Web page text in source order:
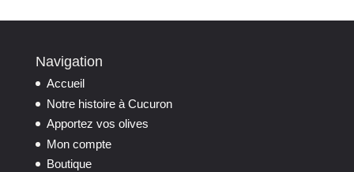
Navigation
Accueil
Notre histoire à Cucuron
Apportez vos olives
Mon compte
Boutique